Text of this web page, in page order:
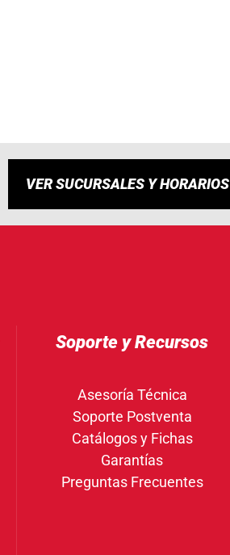
VER SUCURSALES Y HORARIOS
Soporte y Recursos
Asesoría Técnica
Soporte Postventa
Catálogos y Fichas
Garantías
Preguntas Frecuentes